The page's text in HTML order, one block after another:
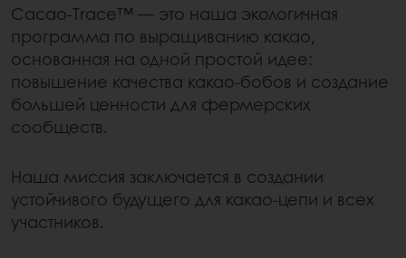
Cacao-Trace™ — это наша экологичная
программа по выращиванию какао,
основанная на одной простой идее:
повышение качества какао-бобов и создание
большей ценности для фермерских
сообществ.
Наша миссия заключается в создании
устойчивого будущего для какао-цепи и всех
участников.